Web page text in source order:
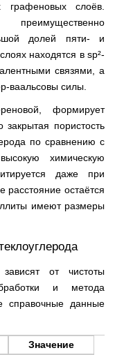
графеновых слоёв.
долей пяти- и
находятся в sp²-
связями, а
ваальсовы силы.
формирует
пористость
по сравнению с
химическую
даже при
остаётся
имеют размеры
зависят от чистоты
и метода
справочные данные
Значение